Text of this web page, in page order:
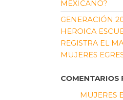
MEXICANO?
GENERACIÓN
HEROICA
REGISTRA EL
MUJERES
COMENTARIOS
MUJERES